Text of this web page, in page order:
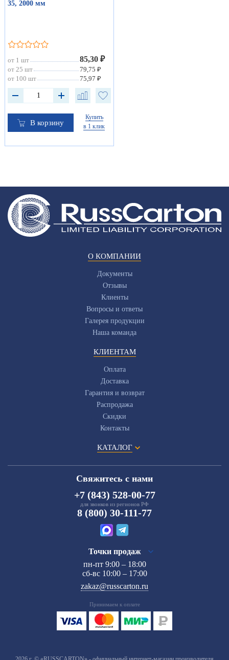
35, 2000 мм
от 1 шт 85,30 ₽
от 25 шт
79,75 ₽
от 100 шт
75,97 ₽
В корзину
Купить
в 1 клик
О КОМПАНИИ
Документы
Отзывы
Клиенты
Вопросы и ответы
Галерея продукции
Наша команда
КЛИЕНТАМ
Оплата
Доставка
Гарантия и возврат
Распродажа
Скидки
Контакты
КАТАЛОГ
Свяжитесь с нами
+7 (843) 528-00-77
для звонков из регионов РФ
8 (800) 30-111-77
Точки продаж
пн-пт 9:00 – 18:00
сб-вс 10:00 – 17:00
zakaz@russcarton.ru
Принимаем к оплате